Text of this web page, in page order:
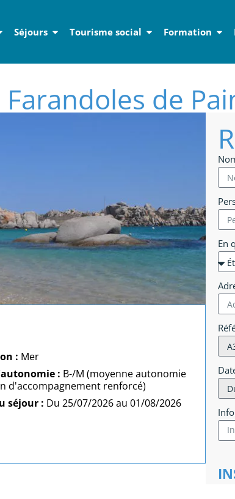
Séjours Tourisme social Formation
Farandoles de
: Mer
: B-/M (moyenne autonomie
d'accompagnement renforcé)
séjour : Du 25/07/2026 au 01/08/2026
En